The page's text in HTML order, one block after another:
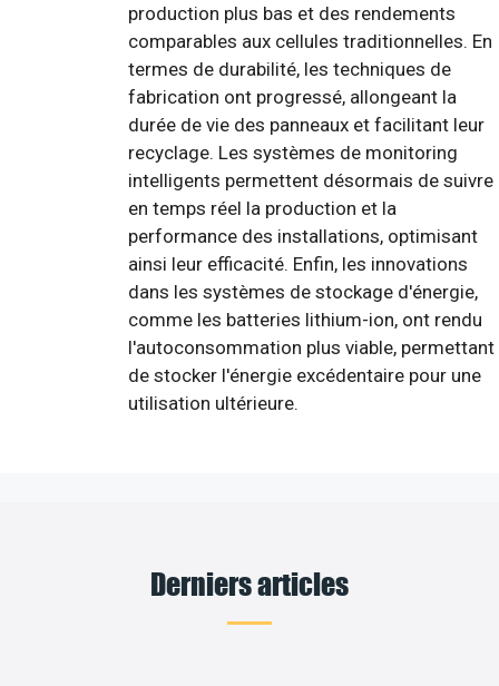
production plus bas et des rendements
comparables aux cellules traditionnelles. En
termes de durabilité, les techniques de
fabrication ont progressé, allongeant la
durée de vie des panneaux et facilitant leur
recyclage. Les systèmes de monitoring
intelligents permettent désormais de suivre
en temps réel la production et la
performance des installations, optimisant
ainsi leur efficacité. Enfin, les innovations
dans les systèmes de stockage d'énergie,
comme les batteries lithium-ion, ont rendu
l'autoconsommation plus viable, permettant
de stocker l'énergie excédentaire pour une
utilisation ultérieure.
Derniers articles